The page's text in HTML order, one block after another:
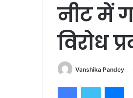
नीट में
विरोध
Vanshika Pandey
FacebookTwitter